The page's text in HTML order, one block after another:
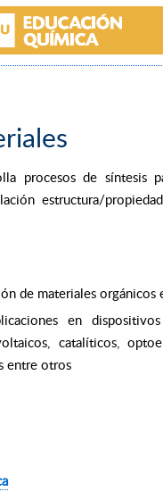
procesos de síntesis
estructura/
de materiales orgánicos
en
catalíticos,
entre otros